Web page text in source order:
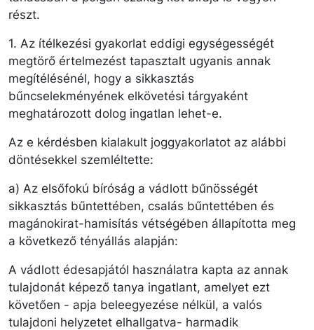
részt.
1. Az ítélkezési gyakorlat eddigi egységességét
megtörő értelmezést tapasztalt ugyanis annak
megítélésénél, hogy a sikkasztás
bűncselekményének elkövetési tárgyaként
meghatározott dolog ingatlan lehet-e.
Az e kérdésben kialakult joggyakorlatot az alábbi
döntésekkel szemléltette:
a) Az elsőfokú bíróság a vádlott bűnösségét
sikkasztás bűntettében, csalás bűntettében és
magánokirat-hamisítás vétségében állapította meg
a következő tényállás alapján:
A vádlott édesapjától használatra kapta az annak
tulajdonát képező tanya ingatlant, amelyet ezt
követően - apja beleegyezése nélkül, a valós
tulajdoni helyzetet elhallgatva- harmadik